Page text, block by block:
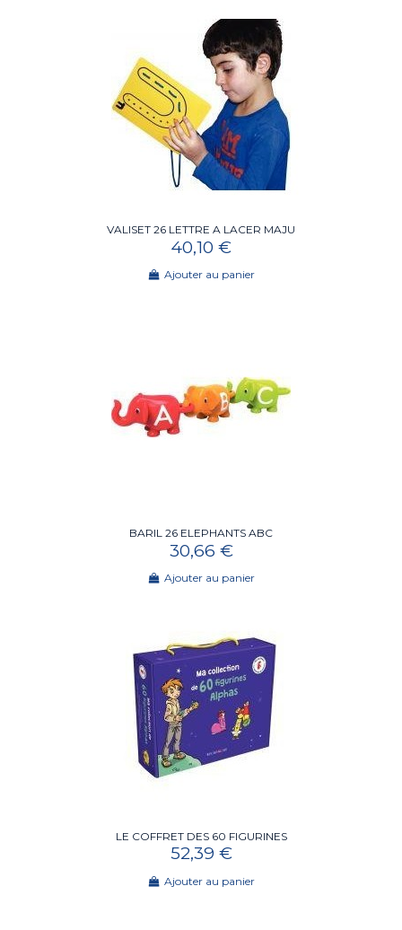
VALISET 26 LETTRE A LACER MAJU
40,10 €
Ajouter au panier
BARIL 26 ELEPHANTS ABC
30,66 €
Ajouter au panier
LE COFFRET DES 60 FIGURINES
52,39 €
Ajouter au panier